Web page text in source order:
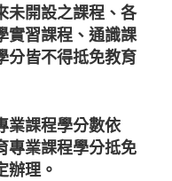
未開設之課程、各
實習課程、通識課
分皆不得抵免教育
業課程學分數依
專業課程學分抵免
辦理。